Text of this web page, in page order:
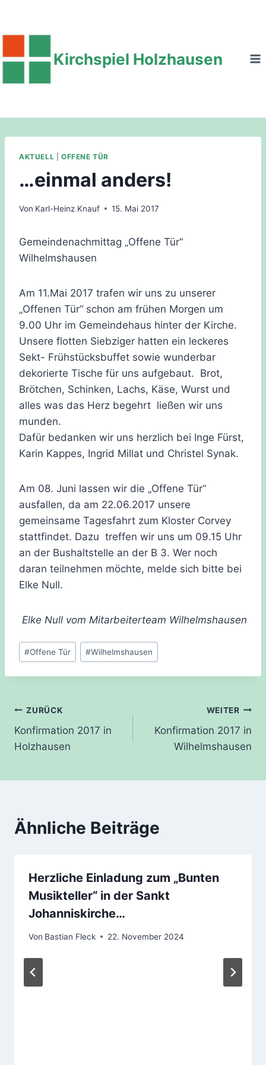
springen
Kirchspiel Holzhausen
AKTUELL OFFENE TÜR
…einmal anders!
Von Karl-Heinz Knauf 15. Mai 2017
Gemeindenachmittag „Offene Tür“
Wilhelmshausen
Am 11.Mai 2017 trafen wir uns zu unserer
„Offenen Tür“ schon am frühen Morgen um
9.00 Uhr im Gemeindehaus hinter der Kirche.
Unsere flotten Siebziger hatten ein leckeres
Sekt- Frühstücksbuffet sowie wunderbar
dekorierte Tische für uns aufgebaut. Brot,
Brötchen, Schinken, Lachs, Käse, Wurst und
alles was das Herz begehrt ließen wir uns
munden.
Dafür bedanken wir uns herzlich bei Inge Fürst,
Karin Kappes, Ingrid Millat und Christel Synak.
Am 08. Juni lassen wir die „Offene Tür“
ausfallen, da am 22.06.2017 unsere
gemeinsame Tagesfahrt zum Kloster Corvey
stattfindet. Dazu treffen wir uns um 09.15 Uhr
an der Bushaltstelle an der B 3. Wer noch
daran teilnehmen möchte, melde sich bitte bei
Elke Null.
Elke Null vom Mitarbeiterteam Wilhelmshausen
Schlagworte:
#Offene Tür #Wilhelmshausen
Beitragsnavigation
ZURÜCK
Konfirmation 2017 in
Holzhausen
WEITER
Konfirmation 2017 in
Wilhelmshausen
Ähnliche Beiträge
Herzliche Einladung zum „Bunten
Musikteller“ in der Sankt
Johanniskirche…
Von Bastian Fleck 22. November 2024